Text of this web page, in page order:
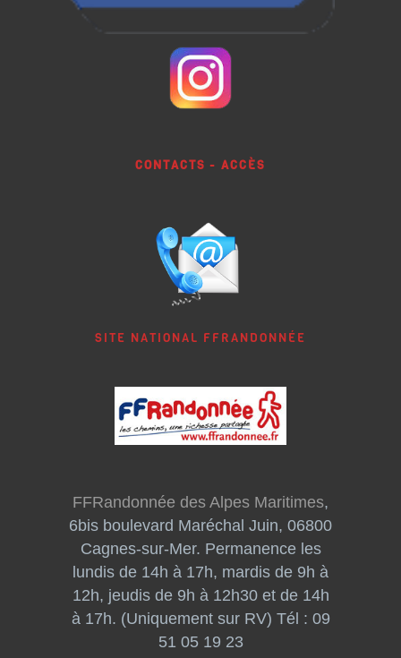
CONTACTS - ACCÈS
SITE NATIONAL FFRANDONNÉE
FFRandonnée des Alpes Maritimes,
6bis boulevard Maréchal Juin, 06800
Cagnes-sur-Mer. Permanence les
lundis de 14h à 17h, mardis de 9h à
12h, jeudis de 9h à 12h30 et de 14h
à 17h. (Uniquement sur RV) Tél : 09
51 05 19 23